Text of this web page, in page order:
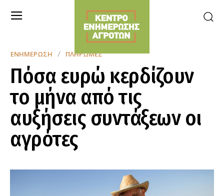
ΕΝΗΜΈΡΩΣΗ ΠΛΗΡΩΜΈΣ
Πόσα ευρώ κερδίζουν
το μήνα από τις
αυξήσεις συντάξεων οι
αγρότες